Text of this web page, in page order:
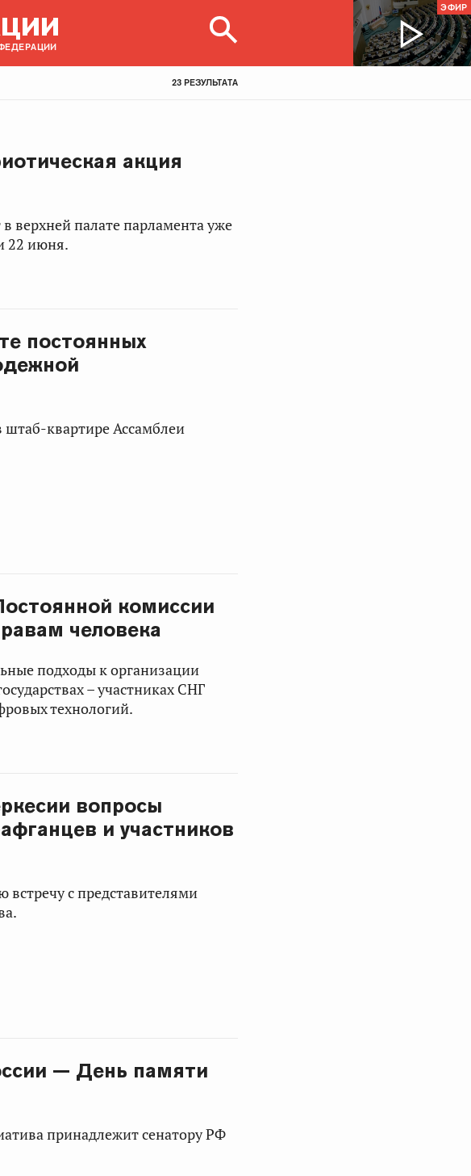
ЭФИР
23 РЕЗУЛЬТАТА
акция
верхней палате парламента уже
22 июня.
постоянных
квартире Ассамблеи
комиссии
человека
подходы к организации
– участниках СНГ
технологий.
вопросы
и участников
встречу с представителями
— День памяти
принадлежит сенатору РФ